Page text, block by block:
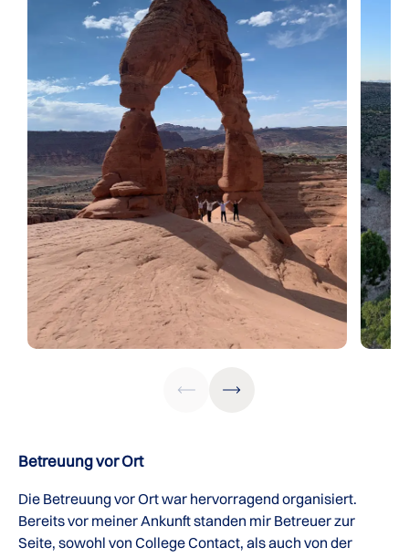
Betreuung vor Ort
Die Betreuung vor Ort war hervorragend organisiert.
Bereits vor meiner Ankunft standen mir Betreuer zur
Seite, sowohl von College Contact, als auch von der